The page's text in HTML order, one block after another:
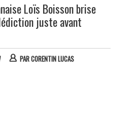
Loïs Boisson brise
juste avant
PARCORENTIN LUCAS